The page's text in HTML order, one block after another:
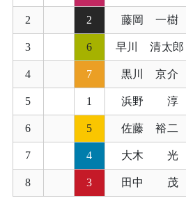
2 2 藤岡 一樹
3 6 早川 清太郎
4 7 黒川 京介
5 1 浜野 淳
6 5 佐藤 裕二
7 4 大木 光
8 3 田中 茂